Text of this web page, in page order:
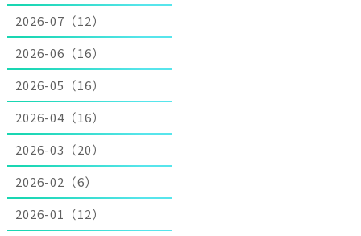
2026-07（12）
2026-06（16）
2026-05（16）
2026-04（16）
2026-03（20）
2026-02（6）
2026-01（12）